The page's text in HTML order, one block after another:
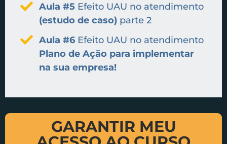
Aula #5 Efeito UAU no atendimento
(estudo de caso) parte 2
Aula #6 Efeito UAU no atendimento
Plano de Ação para implementar
na sua empresa!
GARANTIR MEU